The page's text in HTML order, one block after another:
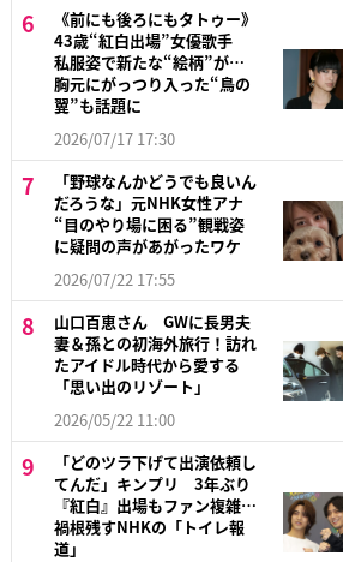
《前にも後ろにもタトゥー》
43歳“紅白出場”女優歌手
私服姿で新たな“絵柄”が…
胸元にがっつり入った“鳥の
翼”も話題に
2026/07/17 17:30
「野球なんかどうでも良いん
だろうな」元NHK女性アナ
“目のやり場に困る”観戦姿
に疑問の声があがったワケ
2026/07/22 17:55
山口百恵さん GWに長男夫
妻＆孫との初海外旅行！訪れ
たアイドル時代から愛する
「思い出のリゾート」
2026/05/22 11:00
「どのツラ下げて出演依頼し
てんだ」キンプリ 3年ぶり
『紅白』出場もファン複雑…
禍根残すNHKの「トイレ報
道」